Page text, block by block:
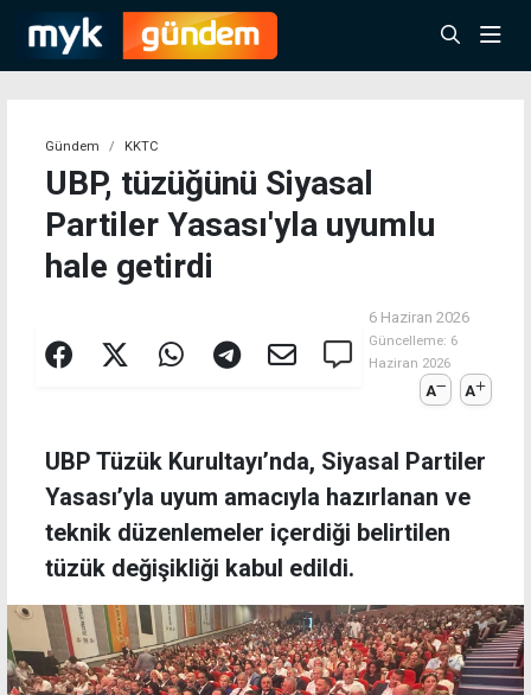
Gündem KKTC
UBP, tüzüğünü Siyasal
Partiler Yasası'yla uyumlu
hale getirdi
6 Haziran 2026
Güncelleme: 6
Haziran 2026
A A
UBP Tüzük Kurultayı’nda, Siyasal Partiler
Yasası’yla uyum amacıyla hazırlanan ve
teknik düzenlemeler içerdiği belirtilen
tüzük değişikliği kabul edildi.